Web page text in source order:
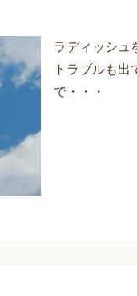
ラディッシュ
トラブルも
で・・・